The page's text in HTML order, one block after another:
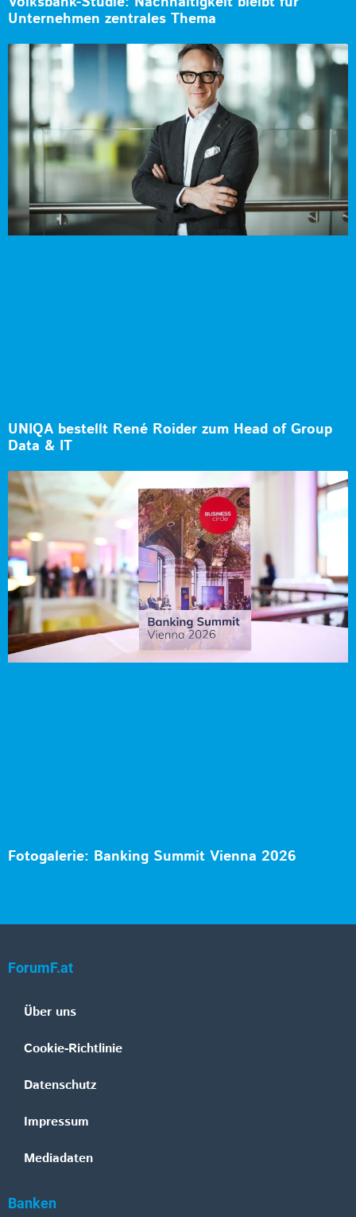
Unternehmen zentrales Thema
UNIQA bestellt René Roider zum Head of Group
Data & IT
Fotogalerie: Banking Summit Vienna 2026
ForumF.at
Über uns
Cookie-Richtlinie
Datenschutz
Impressum
Mediadaten
Banken